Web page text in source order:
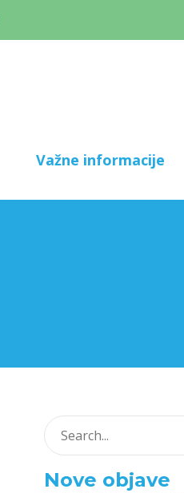
Važne informacije
Nove objave